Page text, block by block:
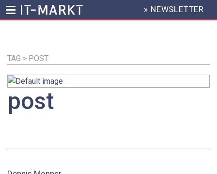
Inhalt
HEADER
MENU
» NEWSLETTER
TAG > POST
post